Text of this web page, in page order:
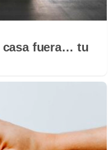
casa fuera… tu